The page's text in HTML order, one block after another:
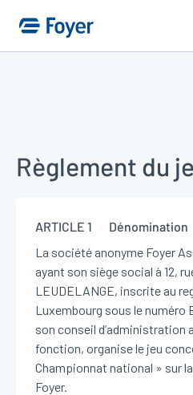
Règlement du
ARTICLE 1 Dénomination
La société anonyme Foyer
ayant son siège social à 12,
LEUDELANGE, inscrite au
Luxembourg sous le numéro
son conseil d’administration
fonction, organise le jeu
Championnat national » sur
Foyer.